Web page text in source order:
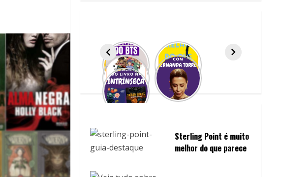
Sterling Point é muito
melhor do que parece